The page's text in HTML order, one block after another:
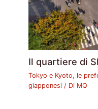
Il quartiere di
Tokyo e Kyoto, le
giapponesi / Di MQ